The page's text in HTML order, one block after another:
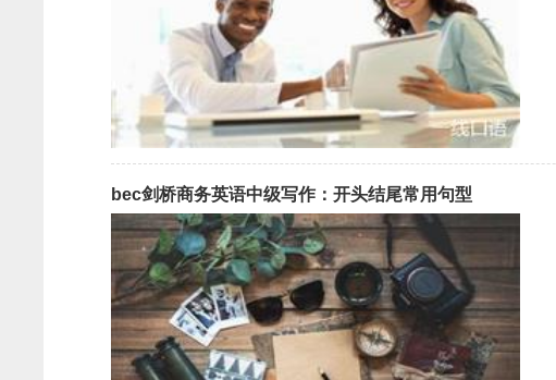
bec剑桥商务英语中级写作：开头结尾常用句型